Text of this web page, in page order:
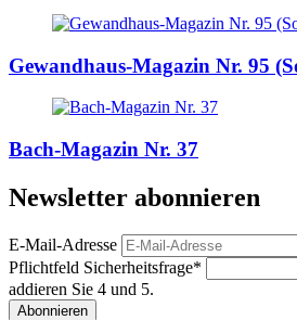
Gewandhaus-Magazin Nr. 95
Bach-Magazin Nr. 37
Newsletter abonnieren
E-Mail-Adresse
Pflichtfeld Sicherheitsfrage*
addieren Sie 4 und 5.
Abonnieren